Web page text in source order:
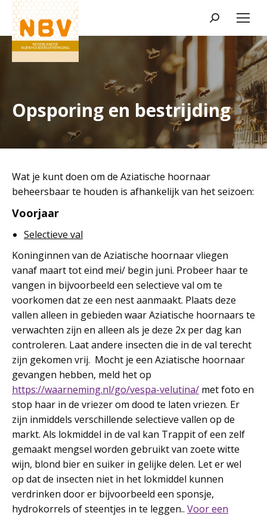
Zoeken:
Opsporing en bestrijding
Wat je kunt doen om de Aziatische hoornaar
beheersbaar te houden is afhankelijk van het seizoen:
Voorjaar
Selectieve val
Koninginnen van de Aziatische hoornaar vliegen
vanaf maart tot eind mei/ begin juni. Probeer haar te
vangen in bijvoorbeeld een selectieve val om te
voorkomen dat ze een nest aanmaakt. Plaats deze
vallen alleen in gebieden waar Aziatische hoornaars te
verwachten zijn en alleen als je deze 2x per dag kan
controleren. Laat andere insecten die in de val terecht
zijn gekomen vrij. Mocht je een Aziatische hoornaar
gevangen hebben, meld het op
https://waarneming.nl/go/vespa-velutina/ met foto en
stop haar in de vriezer om dood te laten vriezen. Er
zijn inmiddels verschillende selectieve vallen op de
markt. Als lokmiddel in de val kan Trappit of een zelf
gemaakt mengsel worden gebruikt van zoete witte
wijn, blond bier en suiker in gelijke delen. Let er wel
op dat de insecten niet in het lokmiddel kunnen
verdrinken door er bijvoorbeeld een sponsje,
hydrokorrels of steentjes in te leggen.. Voor een